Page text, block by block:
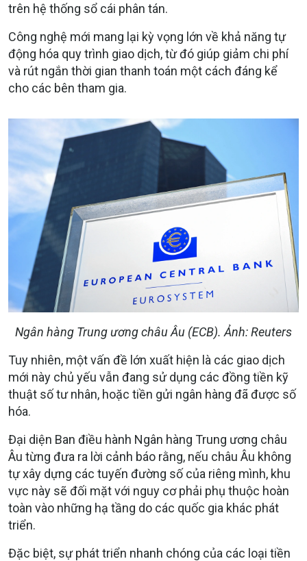
trên hệ thống sổ cái phân tán.
Công nghệ mới mang lại kỳ vọng lớn về khả năng tự
động hóa quy trình giao dịch, từ đó giúp giảm chi phí
và rút ngắn thời gian thanh toán một cách đáng kể
cho các bên tham gia.
Ngân hàng Trung ương châu Âu (ECB). Ảnh: Reuters
Tuy nhiên, một vấn đề lớn xuất hiện là các giao dịch
mới này chủ yếu vẫn đang sử dụng các đồng tiền kỹ
thuật số tư nhân, hoặc tiền gửi ngân hàng đã được số
hóa.
Đại diện Ban điều hành Ngân hàng Trung ương châu
Âu từng đưa ra lời cảnh báo rằng, nếu châu Âu không
tự xây dựng các tuyến đường số của riêng mình, khu
vực này sẽ đối mặt với nguy cơ phải phụ thuộc hoàn
toàn vào những hạ tầng do các quốc gia khác phát
triển.
Đặc biệt, sự phát triển nhanh chóng của các loại tiền